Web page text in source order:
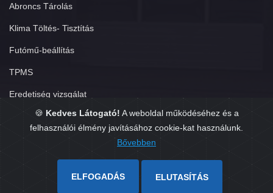
🍪 Kedves Látogató! A weboldal működéséhez és a
felhasználói élmény javításához cookie-kat használunk.
Bővebben
ELFOGADÁS ELUTASÍTÁS
Abroncs Tárolás
Klima Töltés- Tisztítás
Futómű-beállítás
TPMS
Eredetiség vizsgálat